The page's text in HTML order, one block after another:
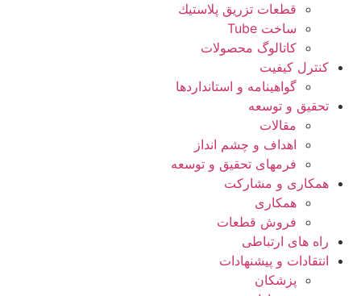
قطعات تزريق پلاستيك
ساخت Tube
کاتالوگ محصولات
کنترل کیفیت
گواهينامه و استانداردها
تحقيق و توسعه
مقالات
اهداف و چشم انداز
فرمهای تحقیق و توسعه
همکاری و مشارکت
همکاری
فروش قطعات
راه های ارتباطی
انتقادات و پيشنهادات
پزشكان